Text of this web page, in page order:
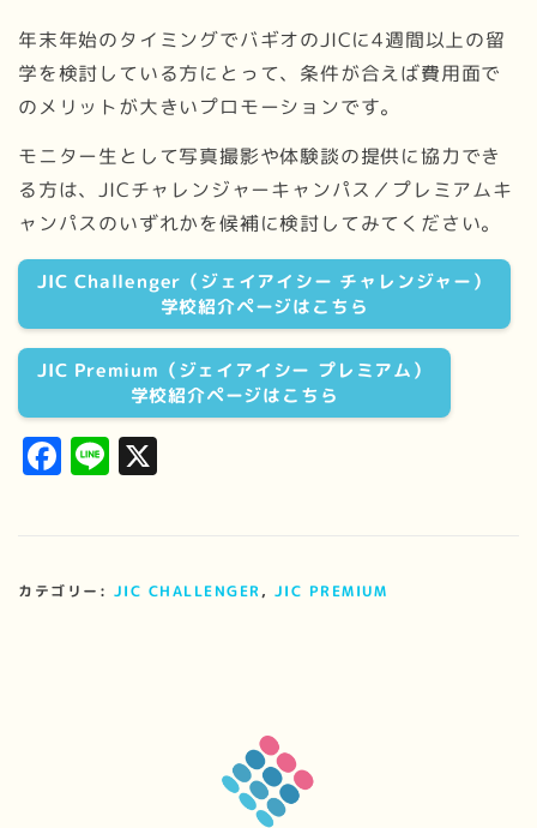
年末年始のタイミングでバギオのJICに4週間以上の留
学を検討している方にとって、条件が合えば費用面で
のメリットが大きいプロモーションです。
モニター生として写真撮影や体験談の提供に協力でき
る方は、JICチャレンジャーキャンパス／プレミアムキ
ャンパスのいずれかを候補に検討してみてください。
JIC Challenger（ジェイアイシー チャレンジャー）
学校紹介ページはこちら
JIC Premium（ジェイアイシー プレミアム）
学校紹介ページはこちら
Facebook
Line
カテゴリー: JIC CHALLENGER , JIC PREMIUM